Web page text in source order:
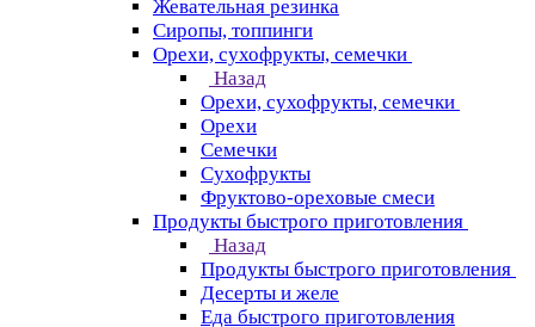
Жевательная резинка
Сиропы, топпинги
Орехи, сухофрукты, семечки
Назад
Орехи, сухофрукты, семечки
Орехи
Семечки
Сухофрукты
Фруктово-ореховые смеси
Продукты быстрого приготовления
Назад
Продукты быстрого приготовления
Десерты и желе
Еда быстрого приготовления